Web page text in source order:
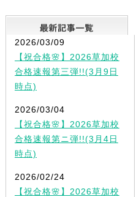
2026/03/09
【祝合格🌸】2026草加校
合格速報第三弾!!(3月9日
時点)
2026/03/04
【祝合格🌸】2026草加校
合格速報第ニ弾!!(3月4日
時点)
2026/02/24
【祝合格🌸】2026草加校